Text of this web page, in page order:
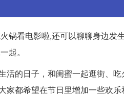
锅看电影啦,还可以聊聊身边
起。
活的日子，和闺蜜一起逛街、
家都希望在节日里增加一些欢乐